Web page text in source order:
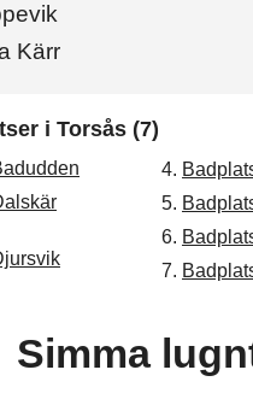
Kärr
i Torsås (7)
4.
5.
6.
7.
Simma